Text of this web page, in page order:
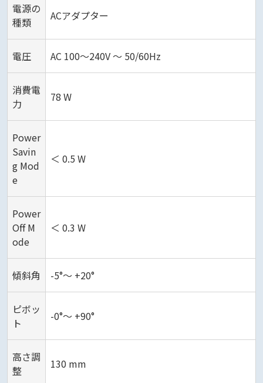
電源の
種類
ACアダプター
電圧 AC 100～240V ～ 50/60Hz
消費電
力
78 W
Power
Savin
g Mod
e
＜ 0.5 W
Power
Off M
ode
＜ 0.3 W
傾斜角 -5°～ +20°
ピボッ
ト
-0°～ +90°
高さ調
整
130 mm